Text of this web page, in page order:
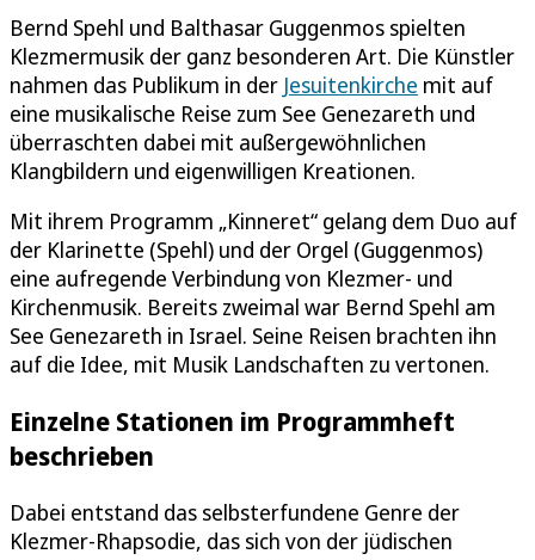
Bernd Spehl und Balthasar Guggenmos spielten
Klezmermusik der ganz besonderen Art. Die Künstler
nahmen das Publikum in der Jesuitenkirche mit auf
eine musikalische Reise zum See Genezareth und
überraschten dabei mit außergewöhnlichen
Klangbildern und eigenwilligen Kreationen.
Mit ihrem Programm „Kinneret“ gelang dem Duo auf
der Klarinette (Spehl) und der Orgel (Guggenmos)
eine aufregende Verbindung von Klezmer- und
Kirchenmusik. Bereits zweimal war Bernd Spehl am
See Genezareth in Israel. Seine Reisen brachten ihn
auf die Idee, mit Musik Landschaften zu vertonen.
Einzelne Stationen im Programmheft
beschrieben
Dabei entstand das selbsterfundene Genre der
Klezmer-Rhapsodie, das sich von der jüdischen